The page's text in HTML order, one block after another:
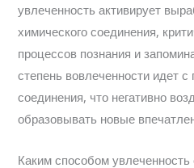
увлеченность активирует
химического соединения,
процессов познания и
степень вовлеченности идет
соединения, что негативно
образовывать новые
Каким способом увлеченность